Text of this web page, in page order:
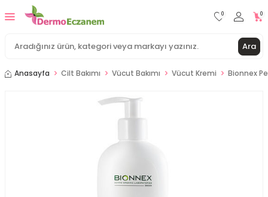
Ara
0 0
Anasayfa Cilt Bakımı Vücut Bakımı Vücut Kremi Bionnex